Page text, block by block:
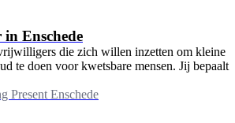
Enschede
die zich willen inzetten om kleine
te doen voor kwetsbare mensen. Jij bepaalt
Present Enschede